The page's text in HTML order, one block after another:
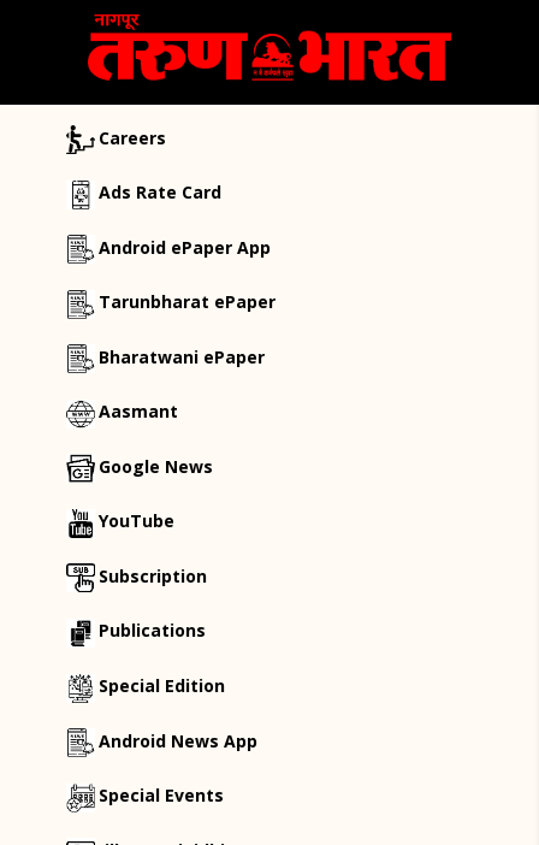
Careers
Ads Rate Card
Android ePaper App
Tarunbharat ePaper
Bharatwani ePaper
Aasmant
Google News
YouTube
Subscription
Publications
Special Edition
Android News App
Special Events